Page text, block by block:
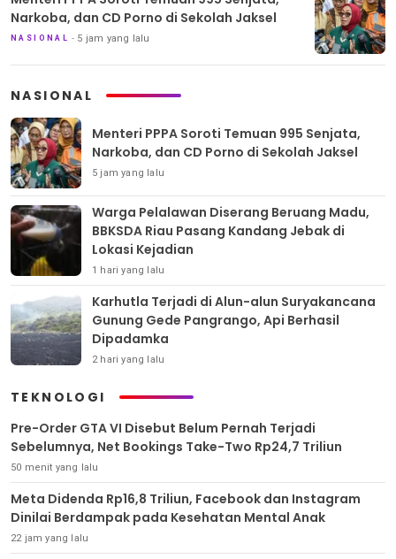
Narkoba, dan CD Porno di Sekolah Jaksel
NASIONAL 5 jam yang lalu
NASIONAL
Menteri PPPA Soroti Temuan 995 Senjata,
Narkoba, dan CD Porno di Sekolah Jaksel
5 jam yang lalu
Warga Pelalawan Diserang Beruang Madu,
BBKSDA Riau Pasang Kandang Jebak di
Lokasi Kejadian
1 hari yang lalu
Karhutla Terjadi di Alun-alun Suryakancana
Gunung Gede Pangrango, Api Berhasil
Dipadamka
2 hari yang lalu
TEKNOLOGI
Pre-Order GTA VI Disebut Belum Pernah Terjadi
Sebelumnya, Net Bookings Take-Two Rp24,7 Triliun
50 menit yang lalu
Meta Didenda Rp16,8 Triliun, Facebook dan Instagram
Dinilai Berdampak pada Kesehatan Mental Anak
22 jam yang lalu